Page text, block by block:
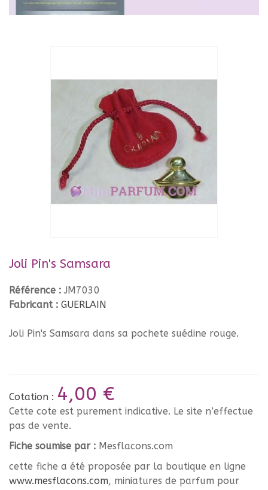
Joli Pin's Samsara
Référence : JM7030
Fabricant : GUERLAIN
Joli Pin's Samsara dans sa pochete suédine rouge.
Cotation : 4,00 €
Cette cote est purement indicative. Le site n’effectue
pas de vente.
Fiche soumise par : Mesflacons.com
cette fiche a été proposée par la boutique en ligne
www.mesflacons.com, miniatures de parfum pour